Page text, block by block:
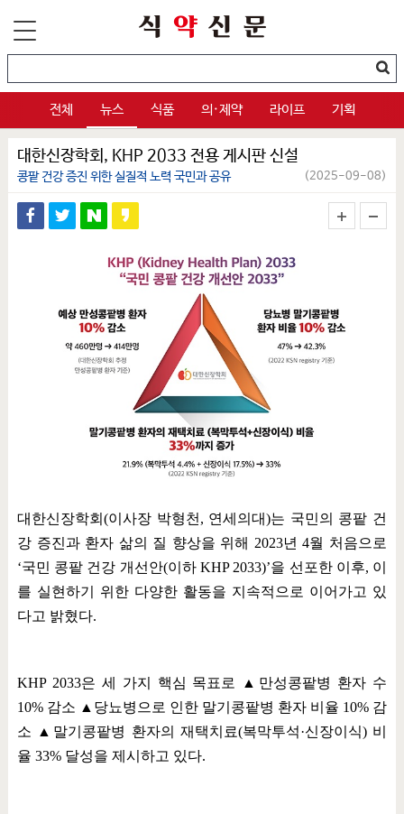
전체 뉴스 식품 의·제약 라이프 기획
대한신장학회, KHP 2033 전용 게시판 신설
콩팥 건강 증진 위한 실질적 노력 국민과 공유 (2025-09-08)
대한신장학회 (이사장 박형천 , 연세의대)는 국민의 콩팥 건
강 증진과 환자 삶의 질 향상을 위해 2023년4월 처음으로
‘국민 콩팥 건강 개선안(이하 KHP 2033)’을 선포한 이후, 이
를 실현하기 위한 다양한 활동을 지속적으로 이어가고 있
다고 밝혔다.
KHP 2033은 세 가지 핵심 목표로 ▲ 만성콩팥병 환자 수
10% 감소 ▲ 당뇨병으로 인한 말기콩팥병 환자 비율 10% 감
소
▲ 말기콩팥병 환자의 재택치료(복막투석·신장이식) 비
율 33% 달성을 제시하고 있다.